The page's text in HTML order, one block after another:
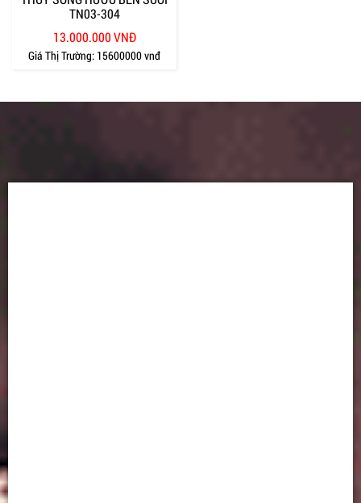
TN03-304
13.000.000 VNĐ
Giá Thị Trường: 15600000 vnđ